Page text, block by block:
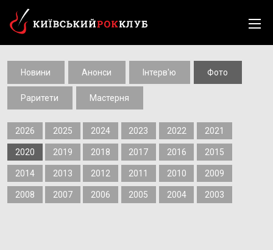
Новини Анонси Інтерв'ю Фото
Раритети Мастерня
2026 2025 2024 2023 2022 2021
2020 2019 2018 2017 2016 2015
2014 2013 2012 2011 2010 2009
2008 2007 2006 2005 2004 2003